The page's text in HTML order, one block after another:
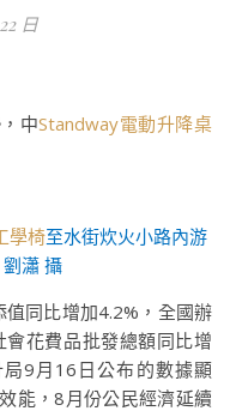
日
中Standway電動升降桌
學椅至水街炊火小路內游
瀟 攝
同比增加4.2%，全國辦
花費品批發總額同比增
9月16日公布的數據顯
能，8月份公民經濟延續